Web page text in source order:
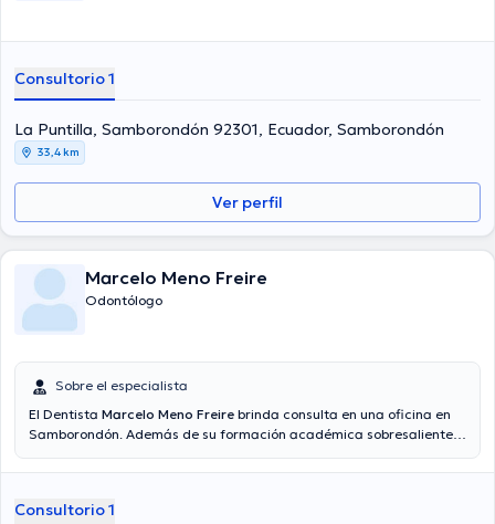
Consultorio 1
La Puntilla, Samborondón 92301, Ecuador, Samborondón
33,4 km
Ver perfil
Marcelo Meno Freire
Odontólogo
Sobre el especialista
El Dentista Marcelo Meno Freire brinda consulta en una oficina en
Samborondón. Además de su formación académica sobresaliente,
especialidad. El Dr. cuenta con muchos años de experiencia laboral
diversas asociaciones médicas. Marcelo Meno Freire ha compartido
Consultorio 1